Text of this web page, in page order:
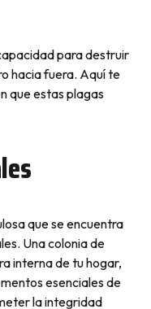
para destruir
hacia fuera. Aquí te
que estas plagas
que se encuentra
Una colonia de
interna de tu hogar,
esenciales de
la integridad